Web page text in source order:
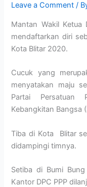
Leave a Comment /
Mantan Wakil Ketua
mendaftarkan diri
Kota Blitar 2020.
Cucuk yang
menyatakan maju
Partai Persatuan
Kebangkitan Bangsa
Tiba di Kota Blitar
didampingi timnya.
Setiba di Bumi
Kantor DPC PPP